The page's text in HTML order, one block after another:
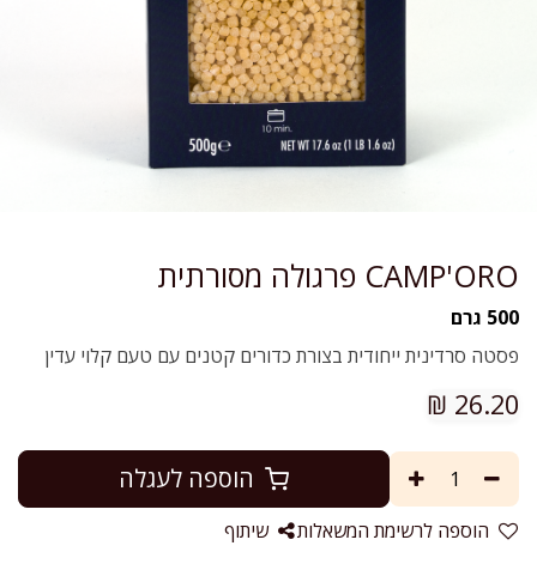
CAMP'ORO פרגולה מסורתית
500 גרם
פסטה סרדינית ייחודית בצורת כדורים קטנים עם טעם קלוי עדין
26.20
₪
הוספה לעגלה
הוספה לרשימת המשאלות שיתוף